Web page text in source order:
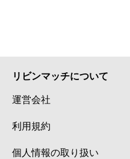
リビンマッチについて
運営会社
利用規約
個人情報の取り扱い